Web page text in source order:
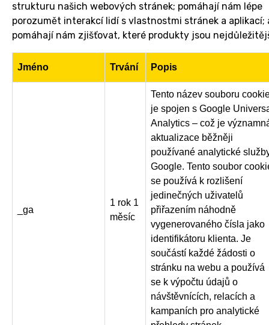
strukturu našich webových stránek; pomáhají nám lépe
porozumět interakcí lidí s vlastnostmi stránek a aplikací;
pomáhají nám zjišťovat, které produkty jsou
Jméno Trvání Popis
_ga
1 rok 1
měsíc
Tento název souboru
je spojen s Google
Analytics – což je
aktualizace běžněji
používané analytické
Google. Tento soubor
se používá k rozlišení
jedinečných uživatelů
přiřazením náhodně
vygenerovaného čísla jako
identifikátoru klienta. Je
součástí každé žádosti o
stránku na webu a používá
se k výpočtu údajů o
návštěvnících, relacích a
kampaních pro analytické